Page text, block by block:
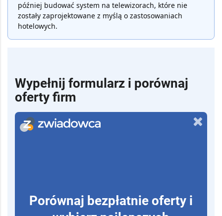
później budować system na telewizorach, które nie
zostały zaprojektowane z myślą o zastosowaniach
hotelowych.
Wypełnij formularz i porównaj
oferty firm
Porównaj bezpłatnie oferty i